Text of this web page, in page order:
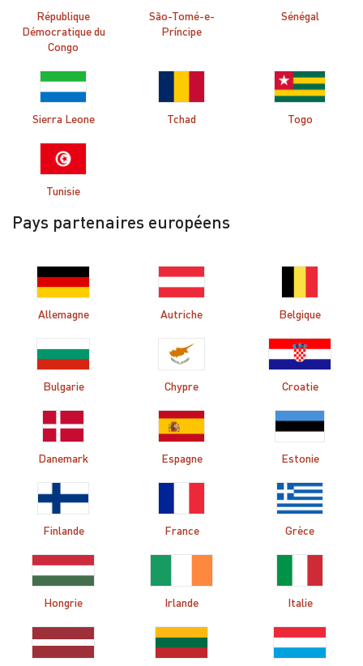
République
Démocratique du
Congo
São-Tomé-e-
Príncipe
Sénégal
Sierra Leone Tchad Togo
Tunisie
Pays partenaires européens
Allemagne Autriche Belgique
Bulgarie Chypre Croatie
Danemark Espagne Estonie
Finlande France Grèce
Hongrie Irlande Italie